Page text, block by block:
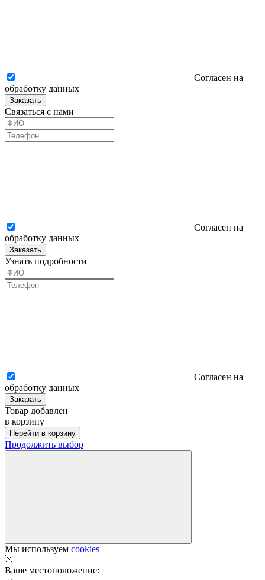
Согласен на
обработку данных
Заказать
Связаться с нами
Согласен на
обработку данных
Заказать
Узнать подробности
Согласен на
обработку данных
Заказать
Товар добавлен
в корзину
Перейти в корзину
Продолжить выбор
Мы используем cookies
Ваше местоположение: